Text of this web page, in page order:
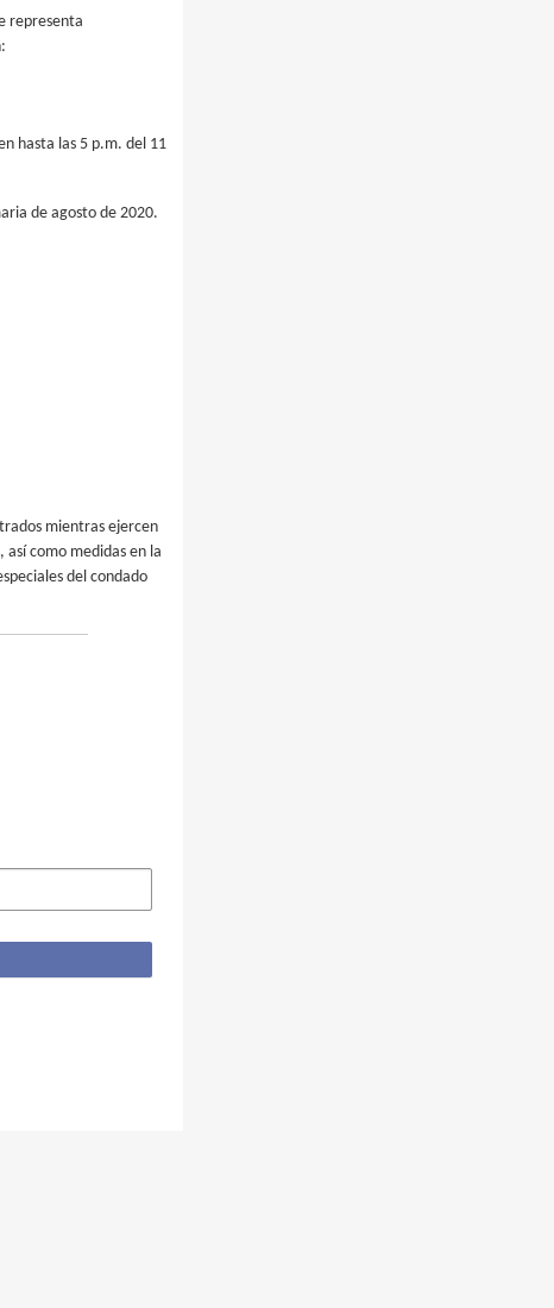
representa
hasta las 5 p.m. del 11
de agosto de 2020.
mientras ejercen
así como medidas en la
del condado